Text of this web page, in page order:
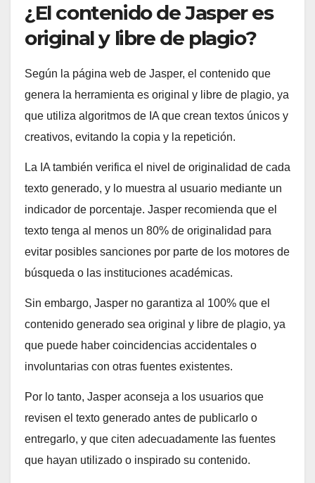
¿El contenido de Jasper es
original y libre de plagio?
Según la página web de Jasper, el contenido que
genera la herramienta es original y libre de plagio, ya
que utiliza algoritmos de IA que crean textos únicos y
creativos, evitando la copia y la repetición.
La IA también verifica el nivel de originalidad de cada
texto generado, y lo muestra al usuario mediante un
indicador de porcentaje. Jasper recomienda que el
texto tenga al menos un 80% de originalidad para
evitar posibles sanciones por parte de los motores de
búsqueda o las instituciones académicas.
Sin embargo, Jasper no garantiza al 100% que el
contenido generado sea original y libre de plagio, ya
que puede haber coincidencias accidentales o
involuntarias con otras fuentes existentes.
Por lo tanto, Jasper aconseja a los usuarios que
revisen el texto generado antes de publicarlo o
entregarlo, y que citen adecuadamente las fuentes
que hayan utilizado o inspirado su contenido.